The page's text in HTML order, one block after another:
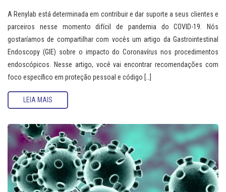
A Renylab está determinada em contribuir e dar suporte a seus clientes e
parceiros nesse momento difícil de pandemia do COVID-19. Nós
gostaríamos de compartilhar com vocês um artigo da Gastrointestinal
Endoscopy (GIE) sobre o impacto do Coronavírus nos procedimentos
endoscópicos. Nesse artigo, você vai encontrar recomendações com
foco específico em proteção pessoal e código […]
LEIA MAIS